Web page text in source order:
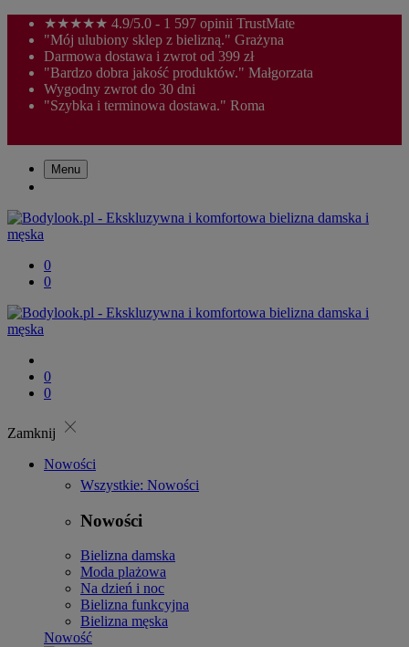
★★★★★ 4.9/5.0 - 1 597 opinii TrustMate
"Mój ulubiony sklep z bielizną." Grażyna
Darmowa dostawa i zwrot od 399 zł
"Bardzo dobra jakość produktów." Małgorzata
Wygodny zwrot do 30 dni
"Szybka i terminowa dostawa." Roma
Menu
0
0
0
0
Zamknij close
Nowości
Wszystkie: Nowości
Nowości
Bielizna damska
Moda plażowa
Na dzień i noc
Bielizna funkcyjna
Bielizna męska
Nowość